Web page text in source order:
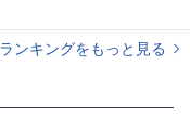
ンキングをもっと見る